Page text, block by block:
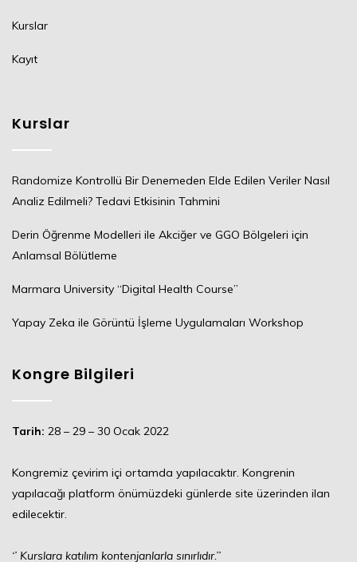
Kurslar
Kayıt
Kurslar
Randomize Kontrollü Bir Denemeden Elde Edilen Veriler Nasıl
Analiz Edilmeli? Tedavi Etkisinin Tahmini
Derin Öğrenme Modelleri ile Akciğer ve GGO Bölgeleri için
Anlamsal Bölütleme
Marmara University “Digital Health Course”
Yapay Zeka ile Görüntü İşleme Uygulamaları Workshop
Kongre Bilgileri
Tarih: 28 – 29 – 30 Ocak 2022
Kongremiz çevirim içi ortamda yapılacaktır. Kongrenin
yapılacağı platform önümüzdeki günlerde site üzerinden ilan
edilecektir.
‘’ Kurslara katılım kontenjanlarla sınırlıdır.’’